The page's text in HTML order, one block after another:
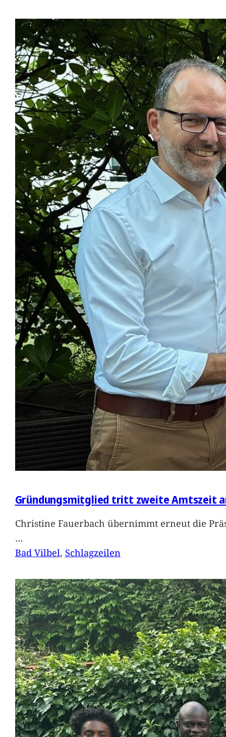
Gründungsmitglied tritt zweite Amtszeit
Christine Fauerbach übernimmt erneut die
…
Bad Vilbel, Schlagzeilen